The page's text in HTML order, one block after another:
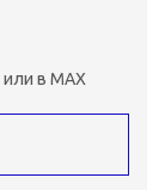
или в MAX